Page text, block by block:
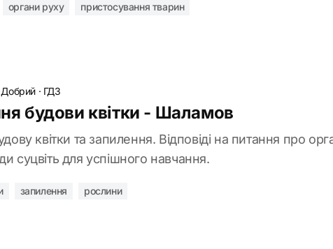
органи руху пристосування тварин
Добрий · ГДЗ
будови квітки - Шаламов
квітки та запилення. Відповіді на питання про
суцвіть для успішного навчання.
запилення рослини